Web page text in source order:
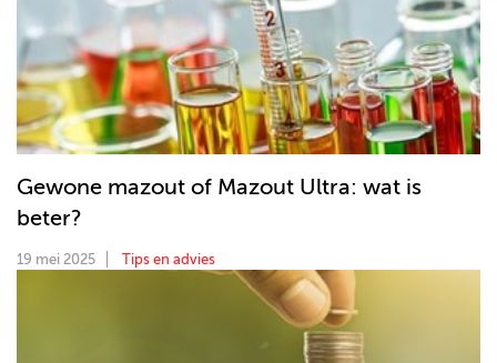
Gewone mazout of Mazout Ultra: wat is
beter?
19 mei 2025 Tips en advies